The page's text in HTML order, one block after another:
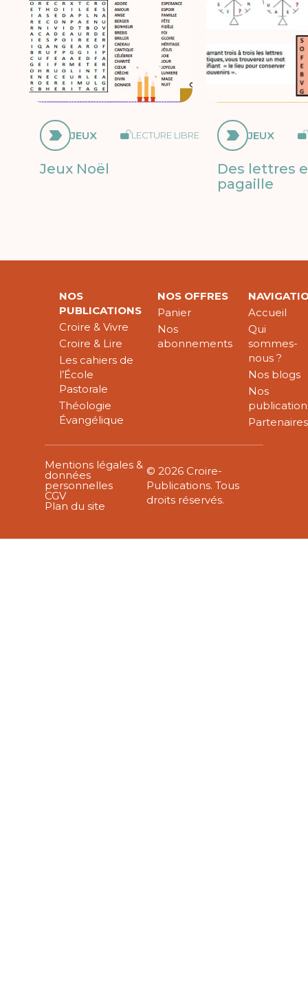
JEUX LECTURE LIBRE
Jeux Noël
JEUX
Des lettres
pagaille
NOS
PUBLICATIONS
Croire & Vivre
Croire & Lire
Les cahiers de
l’École
Pastorale
Théologie
Évangélique
NOS OFFRES
Panier
Nos
abonnements
Accueil
Qui
sommes-
nous ?
Nos blogs
Nos
Partenaires
Mentions légales &
données
personnelles
CGV
Plan du site
© 2026 Croire-
Publications. Tous
droits réservés.